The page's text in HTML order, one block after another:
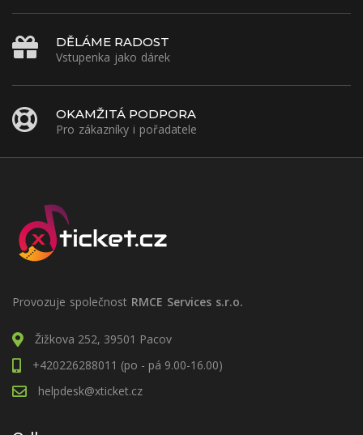
DĚLÁME RADOST
Vstupenka jako dárek
OKAMŽITÁ PODPORA
Pro zákazníky i pořadatele
Provozuje společnost RMCE Services s.r.o.
Žižkova 252, 39501 Pacov
+420226288011 (po - pá 9.00-16.00)
helpdesk@xticket.cz